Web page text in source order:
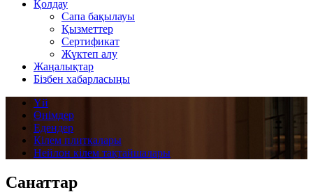
Қолдау
Сапа бақылауы
Қызметтер
Сертификат
Жүктеп алу
Жаңалықтар
Бізбен хабарласыңы
Үй
Өнімдер
Едендер
Кілем плиткалары
Нейлон кілем тақтайшалары
Санаттар